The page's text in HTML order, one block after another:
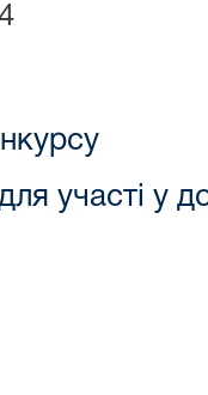
участі у